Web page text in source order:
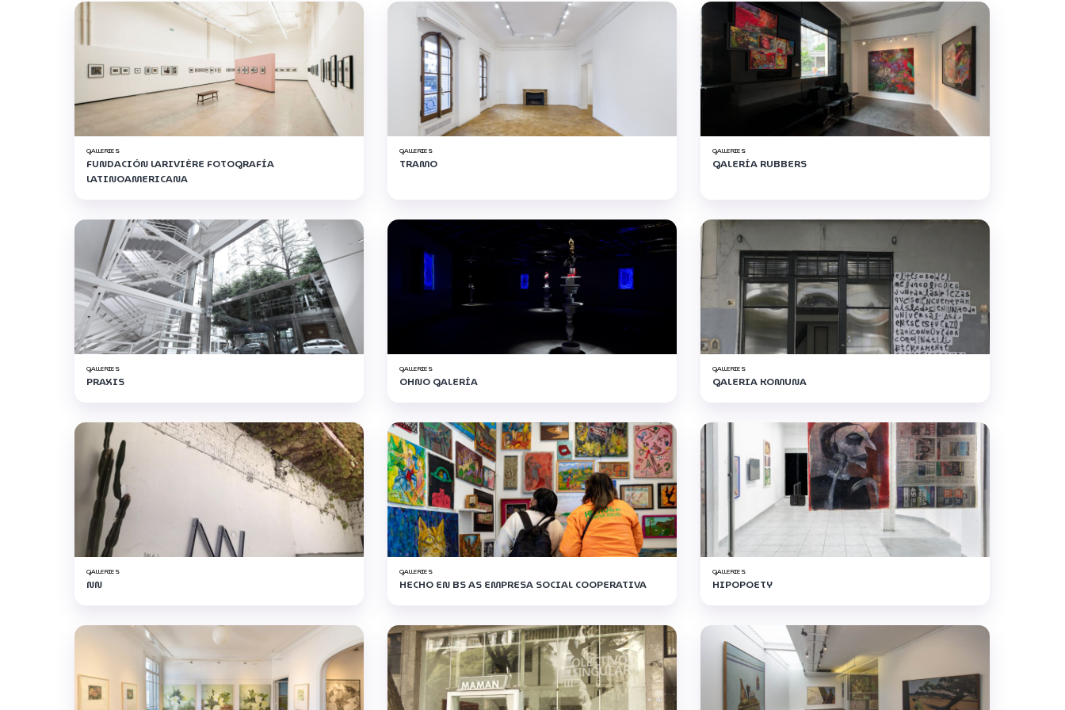
GALLERIES
FUNDACIÓN LARIVIÈRE FOTOGRAFÍA
LATINOAMERICANA
GALLERIES
TRAMO
GALLERIES
GALERÍA RUBBERS
GALLERIES
PRAXIS
GALLERIES
OHNO GALERÍA
GALLERIES
GALERIA KOMUNA
GALLERIES
NN
GALLERIES
HECHO EN BS AS EMPRESA SOCIAL COOPERATIVA
GALLERIES
HIPOPOETY